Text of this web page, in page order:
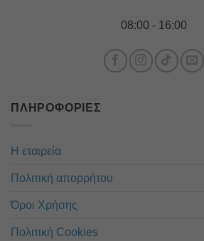
08:00 - 16:00
ΠΛΗΡΟΦΟΡΊΕΣ
Η εταιρεία
Πολιτική απορρήτου
Όροι Χρήσης
Πολιτική Cookies